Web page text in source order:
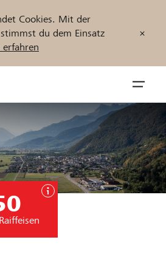
Cookies. Mit der
du dem Einsatz
öffnen
finden
Jetzt starten